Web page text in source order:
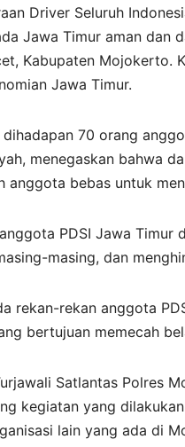
Driver Seluruh
Jawa Timur aman dan
Kabupaten Mojokerto.
Jawa Timur.
70 orang
menegaskan bahwa
anggota bebas untuk
PDSI Jawa
masing, dan
rekan-rekan anggota
bertujuan memecah
Satlantas Polres
kegiatan yang
lain yang ada di